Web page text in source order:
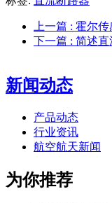
上一篇 : 霍尔
下一篇 : 简述
新闻动态
产品动态
行业资讯
航空航天新闻
为你推荐